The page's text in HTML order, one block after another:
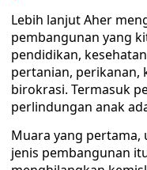
Lebih lanjut Aher
pembangunan yang
pendidikan,
pertanian, perikanan,
birokrasi. Termasuk
perlindungan anak
Muara yang pertama,
jenis pembangunan